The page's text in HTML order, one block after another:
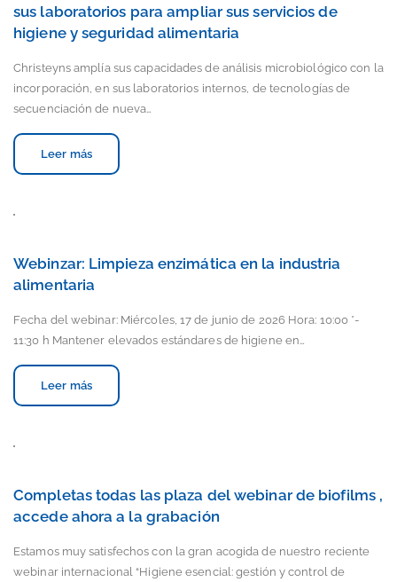
sus laboratorios para ampliar sus servicios de
higiene y seguridad alimentaria
Christeyns amplía sus capacidades de análisis microbiológico con la
incorporación, en sus laboratorios internos, de tecnologías de
secuenciación de nueva…
Leer más
Webinzar: Limpieza enzimática en la industria
alimentaria
Fecha del webinar: Miércoles, 17 de junio de 2026 Hora: 10:00 *-
11:30 h Mantener elevados estándares de higiene en…
Leer más
Completas todas las plaza del webinar de biofilms ,
accede ahora a la grabación
Estamos muy satisfechos con la gran acogida de nuestro reciente
webinar internacional “Higiene esencial: gestión y control de